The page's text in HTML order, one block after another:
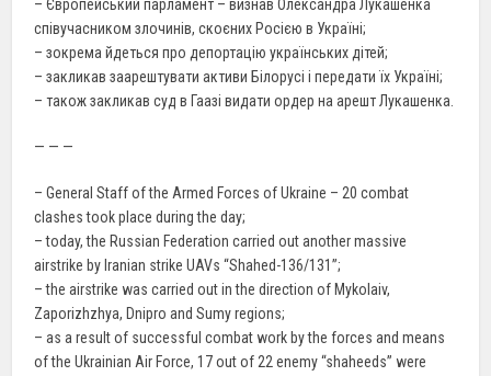
– Європейський парламент – визнав Олександра Лукашенка
співучасником злочинів, скоєних Росією в Україні;
– зокрема йдеться про депортацію українських дітей;
– закликав заарештувати активи Білорусі і передати їх Україні;
– також закликав суд в Гаазі видати ордер на арешт Лукашенка.
— — —
– General Staff of the Armed Forces of Ukraine – 20 combat
clashes took place during the day;
– today, the Russian Federation carried out another massive
airstrike by Iranian strike UAVs “Shahed-136/131”;
– the airstrike was carried out in the direction of Mykolaiv,
Zaporizhzhya, Dnipro and Sumy regions;
– as a result of successful combat work by the forces and means
of the Ukrainian Air Force, 17 out of 22 enemy “shaheeds” were